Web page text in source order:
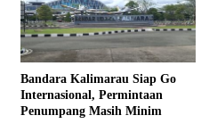
Bandara Kalimarau Siap Go
Internasional, Permintaan
Penumpang Masih Minim